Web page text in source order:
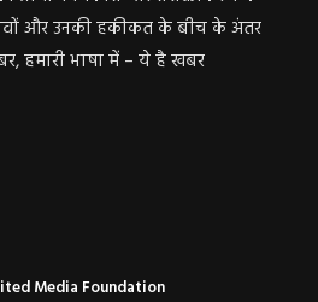
और उनकी हकीकत के बीच के अंतर
हमारी भाषा में – ये है खबर
Media Foundation